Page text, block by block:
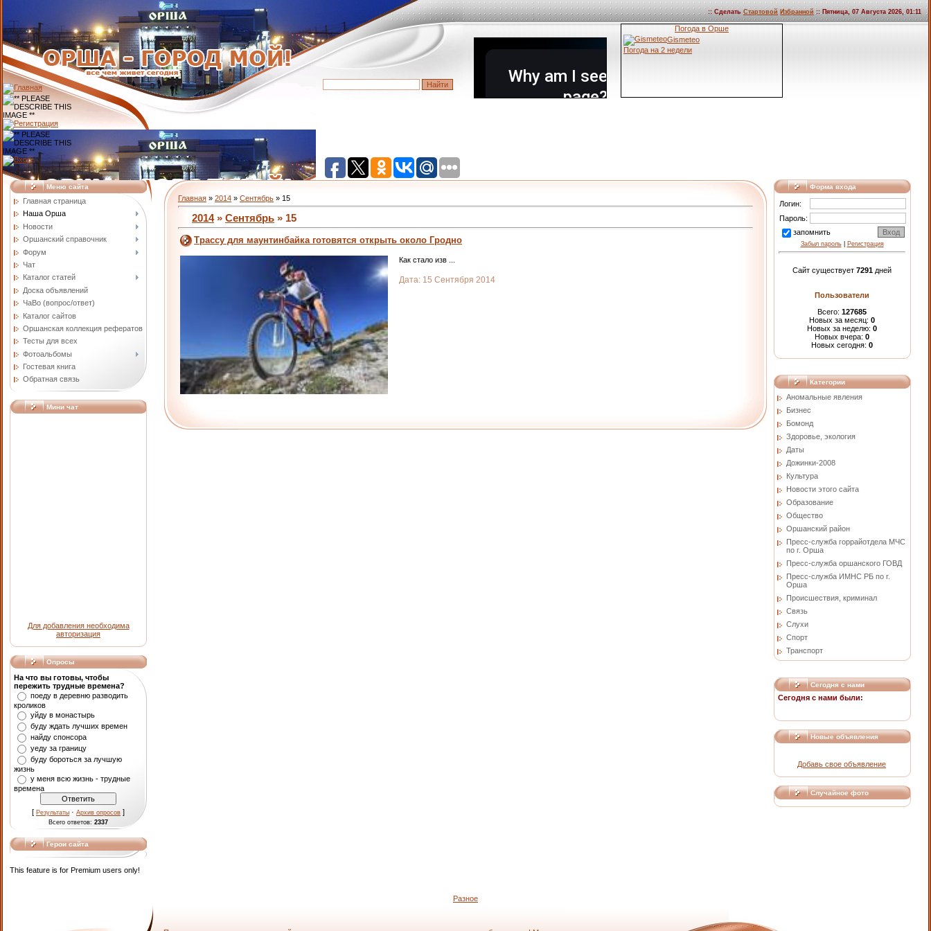
:: Сделать Стартовой Избранной :: Пятница, 07 Августа 2026, 01:11
Погода в Орше
Gismeteo
Погода на 2 недели
Меню сайта
Главная страница
Наша Орша
Новости
Оршанский справочник
Форум
Чат
Каталог статей
Доска объявлений
ЧаВо (вопрос/ответ)
Каталог сайтов
Оршанская коллекция рефератов
Тесты для всех
Фотоальбомы
Гостевая книга
Обратная связь
Мини чат
Для добавления необходима
авторизация
Опросы
На что вы готовы, чтобы
пережить трудные времена?
поеду в деревню разводить
кроликов
уйду в монастырь
буду ждать лучших времен
найду спонсора
уеду за границу
буду бороться за лучшую
жизнь
у меня всю жизнь - трудные
времена
[ Результаты · Архив опросов ]
Всего ответов: 2337
Герои сайта
This feature is for Premium users only!
Главная » 2014 » Сентябрь » 15
2014 » Сентябрь » 15
Трассу для маунтинбайка готовятся открыть около Гродно
Как стало изв
Дата: 15 Сентября 2014
Форма входа
Логин:
Пароль:
запомнить
Забыл пароль| Регистрация
Сайт существует 7291 дней
Пользователи
Всего: 127685
Новых за месяц: 0
Новых за неделю: 0
Новых вчера: 0
Новых сегодня: 0
Категории
Аномальные явления
Бизнес
Бомонд
Здоровье, экология
Даты
Дожинки-2008
Культура
Новости этого сайта
Образование
Общество
Оршанский район
Пресс-служба горрайотдела МЧС
по г. Орша
Пресс-служба оршанского ГОВД
Пресс-служба ИМНС РБ по г.
Орша
Проиcшествия, криминал
Связь
Слухи
Спорт
Транспорт
Сегодня с нами
Сегодня с нами были:
Новые объявления
Добавь свое объявление
Случайное фото
Разное